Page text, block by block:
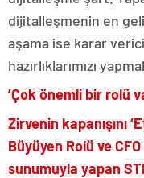
dijitalleşmenin en
aşama ise karar
hazırlıklarımızı
’Çok önemli bir rolü
Zirvenin kapanışını
Büyüyen Rolü ve
sunumuyla yapan